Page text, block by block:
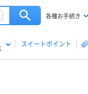
各種お手続き
スイートポイント